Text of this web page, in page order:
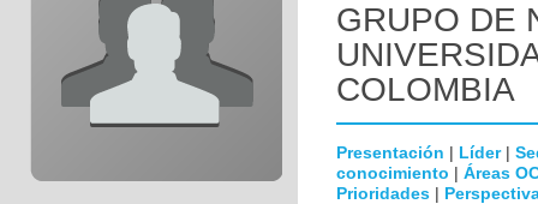
GRUPO DE
COLOMBIA
Presentación | Líder|
conocimiento | Áreas
Prioridades |